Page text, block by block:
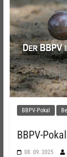
BBPV-Pokal
BBPV-
08. 09. 2025